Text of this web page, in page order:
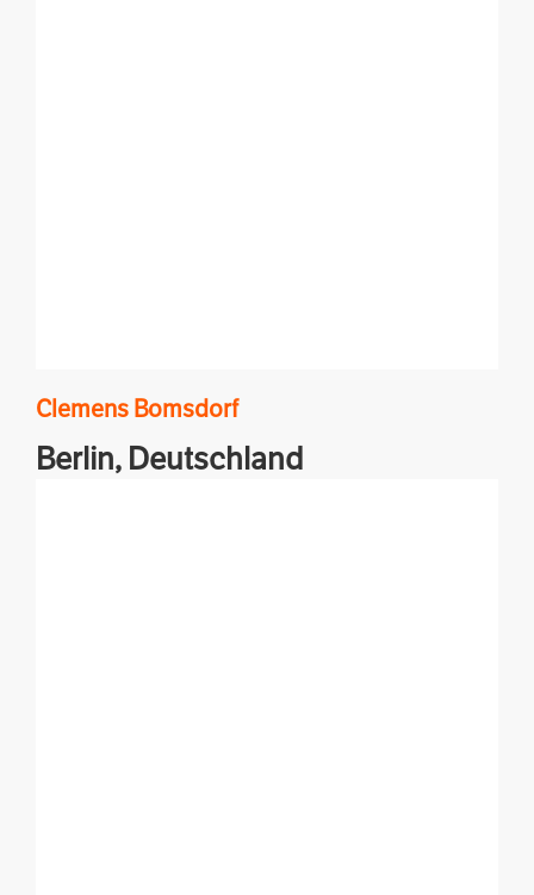
Clemens Bomsdorf
Berlin, Deutschland